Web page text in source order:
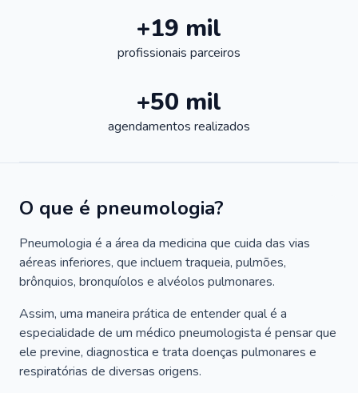
+19 mil
profissionais parceiros
+50 mil
agendamentos realizados
O que é pneumologia?
Pneumologia é a área da medicina que cuida das vias
aéreas inferiores, que incluem traqueia, pulmões,
brônquios, bronquíolos e alvéolos pulmonares.
Assim, uma maneira prática de entender qual é a
especialidade de um médico pneumologista é pensar que
ele previne, diagnostica e trata doenças pulmonares e
respiratórias de diversas origens.